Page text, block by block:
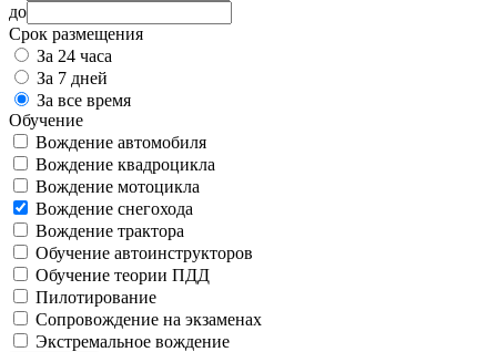
до
Срок размещения
За 24 часа
За 7 дней
За все время
Обучение
Вождение автомобиля
Вождение квадроцикла
Вождение мотоцикла
Вождение снегохода
Вождение трактора
Обучение автоинструкторов
Обучение теории ПДД
Пилотирование
Сопровождение на экзаменах
Экстремальное вождение